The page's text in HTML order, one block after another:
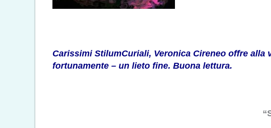
Carissimi StilumCuriali, Veronica Cireneo offre
fortunamente – un lieto fine. Buona lettura.